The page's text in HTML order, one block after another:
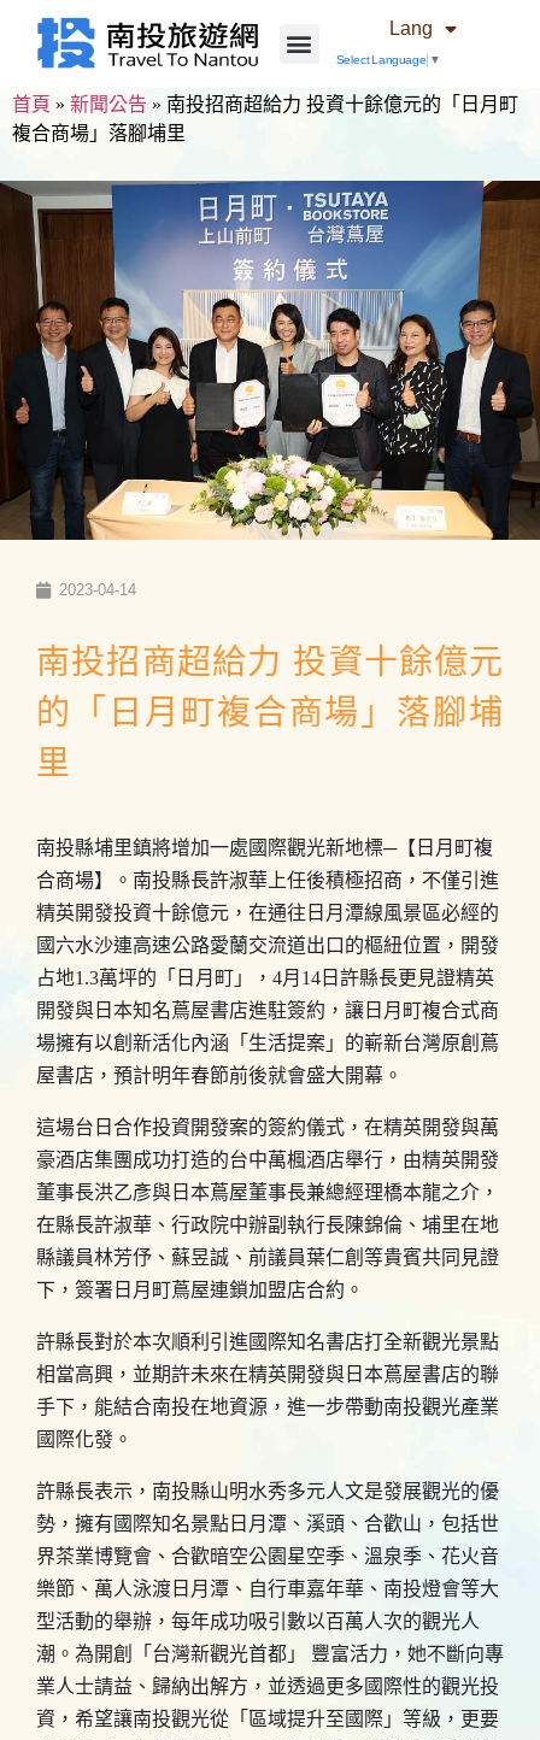
Lang
Select Language ▼
首頁 » 新聞公告 » 南投招商超給力 投資十餘億元的「日月町
複合商場」落腳埔里
2023-04-14
南投招商超給力 投資十餘億元
的「日月町複合商場」落腳埔
里
南投縣埔里鎮將增加一處國際觀光新地標─【日月町複
合商場】。南投縣長許淑華上任後積極招商，不僅引進
精英開發投資十餘億元，在通往日月潭線風景區必經的
國六水沙連高速公路愛蘭交流道出口的樞紐位置，開發
占地1.3萬坪的「日月町」，4月14日許縣長更見證精英
開發與日本知名蔦屋書店進駐簽約，讓日月町複合式商
場擁有以創新活化內涵「生活提案」的嶄新台灣原創蔦
屋書店，預計明年春節前後就會盛大開幕。
這場台日合作投資開發案的簽約儀式，在精英開發與萬
豪酒店集團成功打造的台中萬楓酒店舉行，由精英開發
董事長洪乙彥與日本蔦屋董事長兼總經理橋本龍之介，
在縣長許淑華、行政院中辦副執行長陳錦倫、埔里在地
縣議員林芳伃、蘇昱誠、前議員葉仁創等貴賓共同見證
下，簽署日月町蔦屋連鎖加盟店合約。
許縣長對於本次順利引進國際知名書店打全新觀光景點
相當高興，並期許未來在精英開發與日本蔦屋書店的聯
手下，能結合南投在地資源，進一步帶動南投觀光產業
國際化發。
許縣長表示，南投縣山明水秀多元人文是發展觀光的優
勢，擁有國際知名景點日月潭、溪頭、合歡山，包括世
界茶業博覽會、合歡暗空公園星空季、溫泉季、花火音
樂節、萬人泳渡日月潭、自行車嘉年華、南投燈會等大
型活動的舉辦，每年成功吸引數以百萬人次的觀光人
潮。為開創「台灣新觀光首都」 豐富活力，她不斷向專
業人士請益、歸納出解方，並透過更多國際性的觀光投
資，希望讓南投觀光從「區域提升至國際」等級，更要